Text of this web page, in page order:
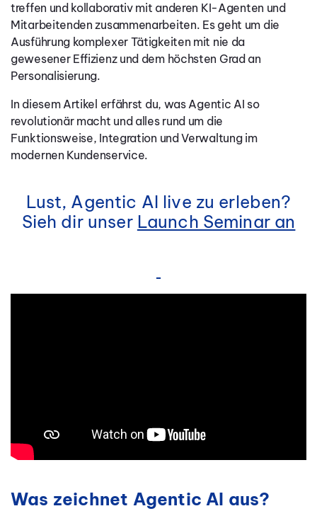
treffen und kollaborativ mit anderen KI-Agenten und
Mitarbeitenden zusammenarbeiten. Es geht um die
Ausführung komplexer Tätigkeiten mit nie da
gewesener Effizienz und dem höchsten Grad an
Personalisierung.
In diesem Artikel erfährst du, was Agentic AI so
revolutionär macht und alles rund um die
Funktionsweise, Integration und Verwaltung im
modernen Kundenservice.
Lust, Agentic AI live zu erleben?
Sieh dir unser Launch Seminar an
Was zeichnet Agentic AI aus?